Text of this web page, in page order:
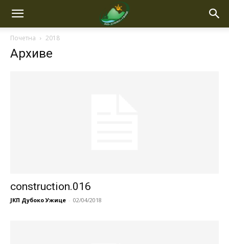
Почетна 2018
Архиве
construction.016
ЈКП Дубоко Ужице - 02/04/2018